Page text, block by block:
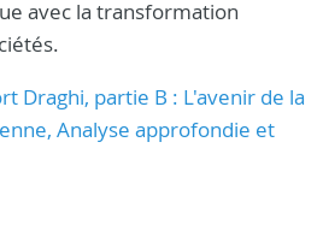
avec la transformation
Draghi, partie B : L'avenir de la
Analyse approfondie et